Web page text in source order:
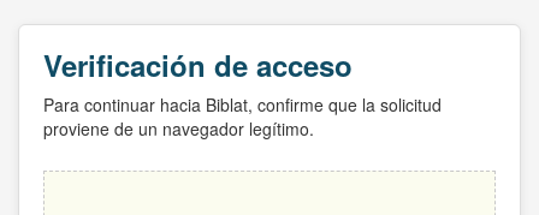
Verificación de acceso
Para continuar hacia Biblat, confirme que la solicitud
proviene de un navegador legítimo.